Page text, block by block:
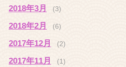
2018年3月 (3)
2018年2月 (6)
2017年12月 (2)
2017年11月 (1)